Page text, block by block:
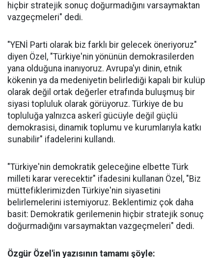
hiçbir stratejik sonuç doğurmadığını varsaymaktan
vazgeçmeleri" dedi.
"YENİ Parti olarak biz farklı bir gelecek öneriyoruz"
diyen Özel, "Türkiye'nin yönünün demokrasilerden
yana olduğuna inanıyoruz. Avrupa'yı dinin, etnik
kökenin ya da medeniyetin belirlediği kapalı bir kulüp
olarak değil ortak değerler etrafında buluşmuş bir
siyasi topluluk olarak görüyoruz. Türkiye de bu
topluluğa yalnızca askerî gücüyle değil güçlü
demokrasisi, dinamik toplumu ve kurumlarıyla katkı
sunabilir" ifadelerini kullandı.
"Türkiye'nin demokratik geleceğine elbette Türk
milleti karar verecektir" ifadesini kullanan Özel, "Biz
müttefiklerimizden Türkiye'nin siyasetini
belirlemelerini istemiyoruz. Beklentimiz çok daha
basit: Demokratik gerilemenin hiçbir stratejik sonuç
doğurmadığını varsaymaktan vazgeçmeleri" dedi.
Özgür Özel'in yazısının tamamı şöyle: